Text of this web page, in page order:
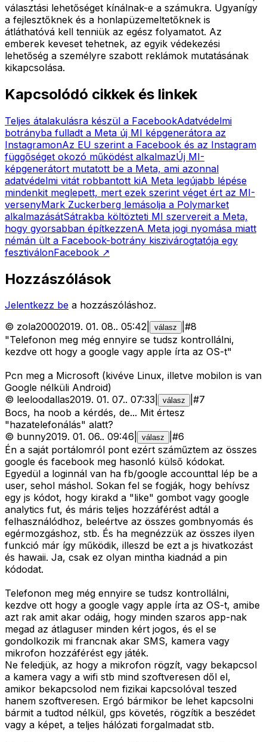
választási lehetőséget kínálnak-e a számukra. Ugyanígy
a fejlesztőknek és a honlapüzemeltetőknek is
átláthatóvá kell tenniük az egész folyamatot. Az
emberek keveset tehetnek, az egyik védekezési
lehetőség a személyre szabott reklámok mutatásának
kikapcsolása.
Kapcsolódó cikkek és linkek
Teljes átalakulásra készül a FacebookAdatvédelmi
botrányba fulladt a Meta új MI képgenerátora az
InstagramonAz EU szerint a Facebook és az Instagram
függőséget okozó működést alkalmazÚj MI-
képgenerátort mutatott be a Meta, ami azonnal
adatvédelmi vitát robbantott kiA Meta legújabb lépése
mindenkit meglepett, mert ezek szerint véget ért az MI-
versenyMark Zuckerberg lemásolja a Polymarket
alkalmazásátSátrakba költözteti MI szervereit a Meta,
hogy gyorsabban építkezzenA Meta jogi nyomása miatt
némán ült a Facebook-botrány kiszivárogtatója egy
fesztiválonFacebook ↗
Hozzászólások
Jelentkezz be a hozzászóláshoz.
© zola20002019. 01. 08.. 05:42 válasz #8
"Telefonon meg még ennyire se tudsz kontrollálni,
kezdve ott hogy a google vagy apple írta az OS-t"
Pcn meg a Microsoft (kivéve Linux, illetve mobilon is van
Google nélküli Android)
© leeloodallas2019. 01. 07.. 07:33 válasz #7
Bocs, ha noob a kérdés, de... Mit értesz
"hazatelefonálás" alatt?
© bunny2019. 01. 06.. 09:46 válasz #6
Én a saját portálomról pont ezért száműztem az összes
google és facebook meg hasonló külső kódokat.
Egyedül a loginnál van ha fb/google accounttal lép be a
user, sehol máshol. Sokan fel se fogják, hogy behívsz
egy js kódot, hogy kirakd a "like" gombot vagy google
analytics fut, és máris teljes hozzáférést adtál a
felhasználódhoz, beleértve az összes gombnyomás és
egérmozgáshoz, stb. És ha megnézzük az összes ilyen
funkció már így működik, illeszd be ezt a js hivatkozást
és hawaii. Ja, csak ez olyan mintha kiadnád a pin
kódodat.
Telefonon meg még ennyire se tudsz kontrollálni,
kezdve ott hogy a google vagy apple írta az OS-t, amibe
azt rak amit akar odáig, hogy minden szaros app-nak
megad az átlaguser minden kért jogos, és el se
gondolkozik mi francnak akar SMS, kamera vagy
mikrofon hozzáférést egy játék.
Ne feledjük, az hogy a mikrofon rögzít, vagy bekapcsol
a kamera vagy a wifi stb mind szoftveresen dől el,
amikor bekapcsolod nem fizikai kapcsolóval teszed
hanem szoftveresen. Ergó bármikor be lehet kapcsolni
bármit a tudtod nélkül, gps követés, rögzítik a beszédet
vagy a képet, a teljes hálózati forgalmadat stb.